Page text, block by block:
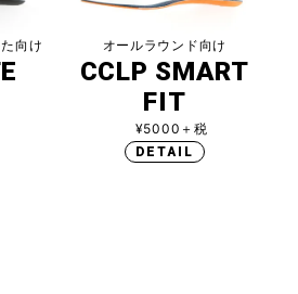
向け オールラウンド向け
CCLP SMART
FIT
¥5000＋税
DETAIL